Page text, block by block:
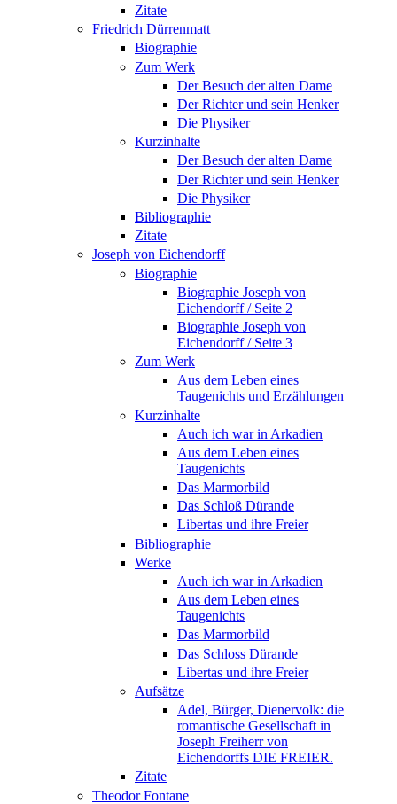
Zitate
Friedrich Dürrenmatt
Biographie
Zum Werk
Der Besuch der alten Dame
Der Richter und sein Henker
Die Physiker
Kurzinhalte
Der Besuch der alten Dame
Der Richter und sein Henker
Die Physiker
Bibliographie
Zitate
Joseph von Eichendorff
Biographie
Biographie Joseph von
Eichendorff / Seite 2
Biographie Joseph von
Eichendorff / Seite 3
Zum Werk
Aus dem Leben eines
Taugenichts und Erzählungen
Kurzinhalte
Auch ich war in Arkadien
Aus dem Leben eines
Taugenichts
Das Marmorbild
Das Schloß Dürande
Libertas und ihre Freier
Bibliographie
Werke
Auch ich war in Arkadien
Aus dem Leben eines
Taugenichts
Das Marmorbild
Das Schloss Dürande
Libertas und ihre Freier
Aufsätze
Adel, Bürger, Dienervolk: die
romantische Gesellschaft in
Joseph Freiherr von
Eichendorffs DIE FREIER.
Zitate
Theodor Fontane